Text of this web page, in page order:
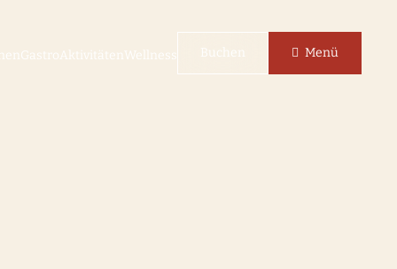
GastroAktivitätenWellness Buchen Menü